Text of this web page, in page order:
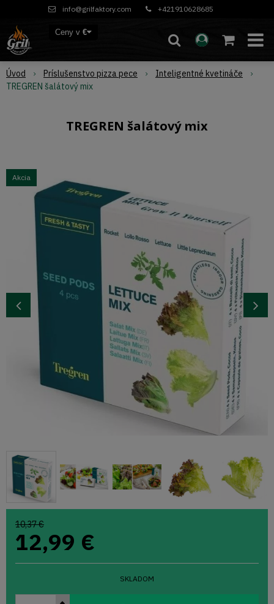
info@grilfaktory.com +421910628685
Ceny v €
Úvod Príslušenstvo pizza pece
Inteligentné kvetináče
TREGREN šalátový mix
TREGREN šalátový mix
Akcia
10,37 €
12,99 €
SKLADOM